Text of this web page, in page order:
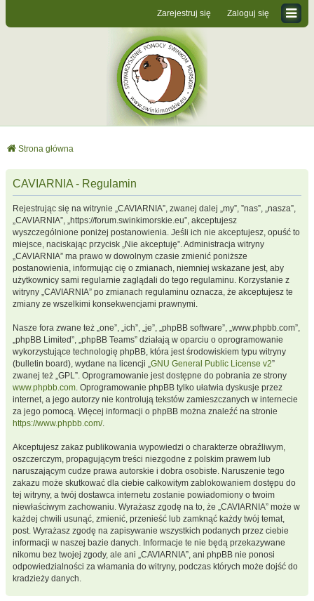
Zaloguj się
Zarejestruj się
Strona główna
CAVIARNIA - Regulamin
Rejestrując się na witrynie „CAVIARNIA”, zwanej dalej „my”, ”nas”, „nasza”,
„CAVIARNIA”, „https://forum.swinkimorskie.eu”, akceptujesz
wyszczególnione poniżej postanowienia. Jeśli ich nie akceptujesz, opuść to
miejsce, naciskając przycisk „Nie akceptuję”. Administracja witryny
„CAVIARNIA” ma prawo w dowolnym czasie zmienić poniższe
postanowienia, informując cię o zmianach, niemniej wskazane jest, aby
użytkownicy sami regularnie zaglądali do tego regulaminu. Korzystanie z
witryny „CAVIARNIA” po zmianach regulaminu oznacza, że akceptujesz te
zmiany ze wszelkimi konsekwencjami prawnymi.
Nasze fora zwane też „one”, „ich”, „je”, „phpBB software”, „www.phpbb.com”,
„phpBB Limited”, „phpBB Teams” działają w oparciu o oprogramowanie
wykorzystujące technologię phpBB, która jest środowiskiem typu witryny
(bulletin board), wydane na licencji „GNU General Public License v2”
zwanej też „GPL”. Oprogramowanie jest dostępne do pobrania ze strony
www.phpbb.com. Oprogramowanie phpBB tylko ułatwia dyskusje przez
internet, a jego autorzy nie kontrolują tekstów zamieszczanych w internecie
za jego pomocą. Więcej informacji o phpBB można znaleźć na stronie
https://www.phpbb.com/.
Akceptujesz zakaz publikowania wypowiedzi o charakterze obraźliwym,
oszczerczym, propagującym treści niezgodne z polskim prawem lub
naruszającym cudze prawa autorskie i dobra osobiste. Naruszenie tego
zakazu może skutkować dla ciebie całkowitym zablokowaniem dostępu do
tej witryny, a twój dostawca internetu zostanie powiadomiony o twoim
niewłaściwym zachowaniu. Wyrażasz zgodę na to, że „CAVIARNIA” może w
każdej chwili usunąć, zmienić, przenieść lub zamknąć każdy twój temat,
post. Wyrażasz zgodę na zapisywanie wszystkich podanych przez ciebie
informacji w naszej bazie danych. Informacje te nie będą przekazywane
nikomu bez twojej zgody, ale ani „CAVIARNIA”, ani phpBB nie ponosi
odpowiedzialności za włamania do witryny, podczas których może dojść do
kradzieży danych.